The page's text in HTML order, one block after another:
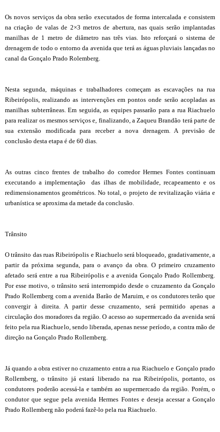
Os novos serviços da obra serão executados de forma intercalada e consistem
na criação de valas de 2×3 metros de abertura, nas quais serão implantadas
manilhas de 1 metro de diâmetro nas três vias. Isto reforçará o sistema de
drenagem de todo o entorno da avenida que terá as águas pluviais lançadas no
canal da Gonçalo Prado Rolemberg.
Nesta segunda, máquinas e trabalhadores começam as escavações na rua
Ribeirópolis, realizando as intervenções em pontos onde serão acopladas as
manilhas subterrâneas. Em seguida, as equipes passarão para a rua Riachuelo
para realizar os mesmos serviços e, finalizando, a Zaqueu Brandão terá parte de
sua extensão modificada para receber a nova drenagem. A previsão de
conclusão desta etapa é de 60 dias.
As outras cinco frentes de trabalho do corredor Hermes Fontes continuam
executando a implementação das ilhas de mobilidade, recapeamento e os
redimensionamentos geométricos. No total, o projeto de revitalização viária e
urbanística se aproxima da metade da conclusão.
Trânsito
O trânsito das ruas Ribeirópolis e Riachuelo será bloqueado, gradativamente, a
partir da próxima segunda, para o avanço da obra. O primeiro cruzamento
afetado será entre a rua Ribeirópolis e a avenida Gonçalo Prado Rollemberg.
Por esse motivo, o trânsito será interrompido desde o cruzamento da Gonçalo
Prado Rollemberg com a avenida Barão de Maruim, e os condutores terão que
convergir à direita. A partir desse cruzamento, será permitido apenas a
circulação dos moradores da região. O acesso ao supermercado da avenida será
feito pela rua Riachuelo, sendo liberada, apenas nesse período, a contra mão de
direção na Gonçalo Prado Rollemberg.
Já quando a obra estiver no cruzamento entra a rua Riachuelo e Gonçalo prado
Rollemberg, o trânsito já estará liberado na rua Ribeirópolis, portanto, os
condutores poderão acessá-la e também ao supermercado da região. Porém, o
condutor que segue pela avenida Hermes Fontes e deseja acessar a Gonçalo
Prado Rollemberg não poderá fazê-lo pela rua Riachuelo.